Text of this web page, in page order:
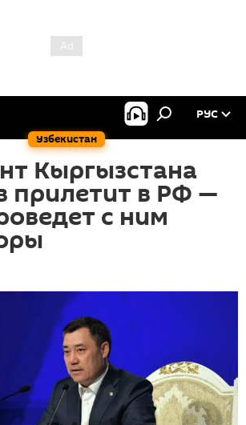
Узбекистан
РУС
Кыргызстана
прилетит в РФ —
с ним